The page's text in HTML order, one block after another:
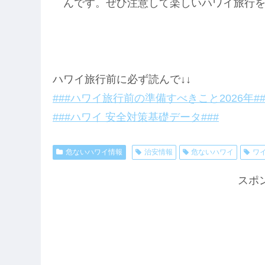
んです。ぜひ注意して楽しいハワイ旅行
ハワイ旅行前に必ず読んで↓↓
###ハワイ旅行前の準備すべきこと2026年
###ハワイ 安全対策基礎データ###
危ないハワイ情報 治安情報 危ないハワイ ワ
スポ